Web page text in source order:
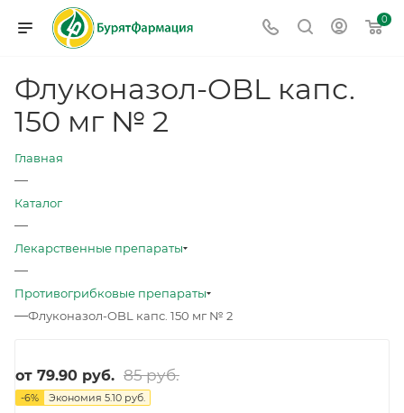
0
Флуконазол-OBL капс.
150 мг № 2
Главная
—
Каталог
—
Лекарственные препараты
—
Противогрибковые препараты
—Флуконазол-OBL капс. 150 мг № 2
от 79.90 руб. 85 руб.
-6% Экономия 5.10 руб.